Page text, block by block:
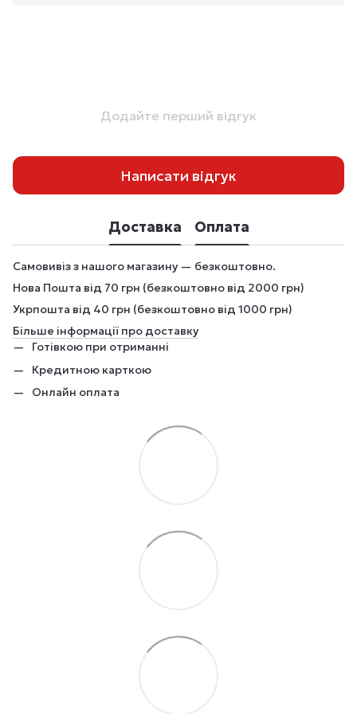
Додайте перший відгук
Написати відгук
Доставка Оплата
Самовивіз з нашого магазину — безкоштовно.
Нова Пошта від 70 грн (безкоштовно від 2000 грн)
Укрпошта від 40 грн (безкоштовно від 1000 грн)
Більше інформації про доставку
Готівкою при отриманні
Кредитною карткою
Онлайн оплата